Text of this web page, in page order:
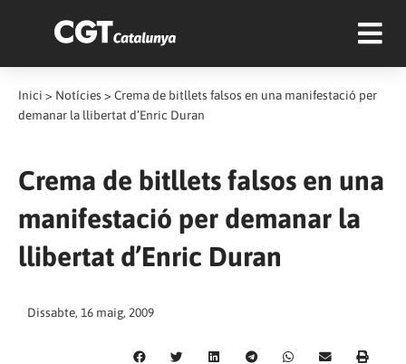
Inici > Notícies > Crema de bitllets falsos en una manifestació per
demanar la llibertat d’Enric Duran
Crema de bitllets falsos en una
manifestació per demanar la
llibertat d’Enric Duran
Dissabte, 16 maig, 2009